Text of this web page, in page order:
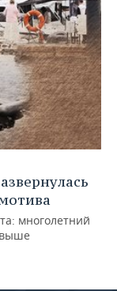
многолетний
выше